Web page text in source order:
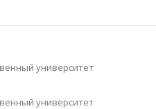
университет
университет